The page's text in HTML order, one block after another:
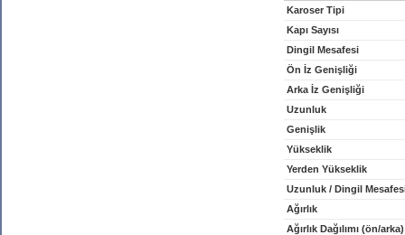
Karoser Tipi
Kapı Sayısı
Dingil Mesafesi
Ön İz Genişliği
Arka İz Genişliği
Uzunluk
Genişlik
Yükseklik
Yerden Yükseklik
Uzunluk / Dingil
Ağırlık
Ağırlık Dağılımı (ön/arka)